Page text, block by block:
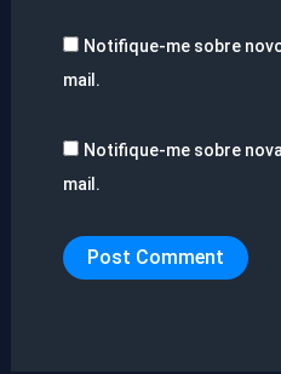
Notifique-me sobre
mail.
Notifique-me sobre
mail.